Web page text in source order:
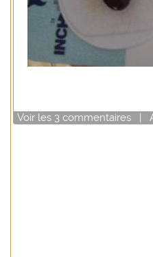
Voir les 3 commentaires |